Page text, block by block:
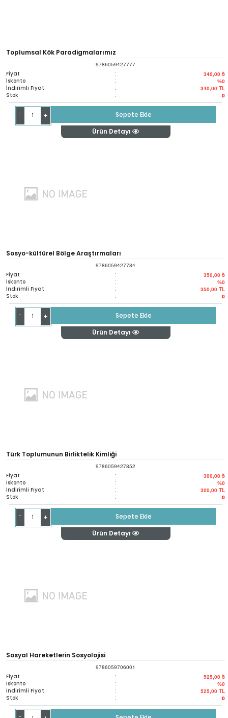
Toplumsal Kök Paradigmalarımız
9786059427777
Fiyat : 340,00 ₺
İskonto : %0
İndirimli Fiyat : 340,00 TL
Stok : 0
- +
Sepete Ekle
Ürün Detayı
Sosyo-kültürel Bölge Araştırmaları
9786059427784
Fiyat : 350,00 ₺
İskonto : %0
İndirimli Fiyat : 350,00 TL
Stok : 0
- +
Sepete Ekle
Ürün Detayı
Türk Toplumunun Birliktelik Kimliği
9786059427852
Fiyat : 300,00 ₺
İskonto : %0
İndirimli Fiyat : 300,00 TL
Stok : 0
- +
Sepete Ekle
Ürün Detayı
Sosyal Hareketlerin Sosyolojisi
9786059706001
Fiyat : 525,00 ₺
İskonto : %0
İndirimli Fiyat : 525,00 TL
Stok : 0